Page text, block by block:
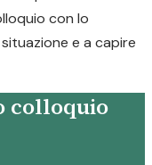
con lo
e a capire
colloquio